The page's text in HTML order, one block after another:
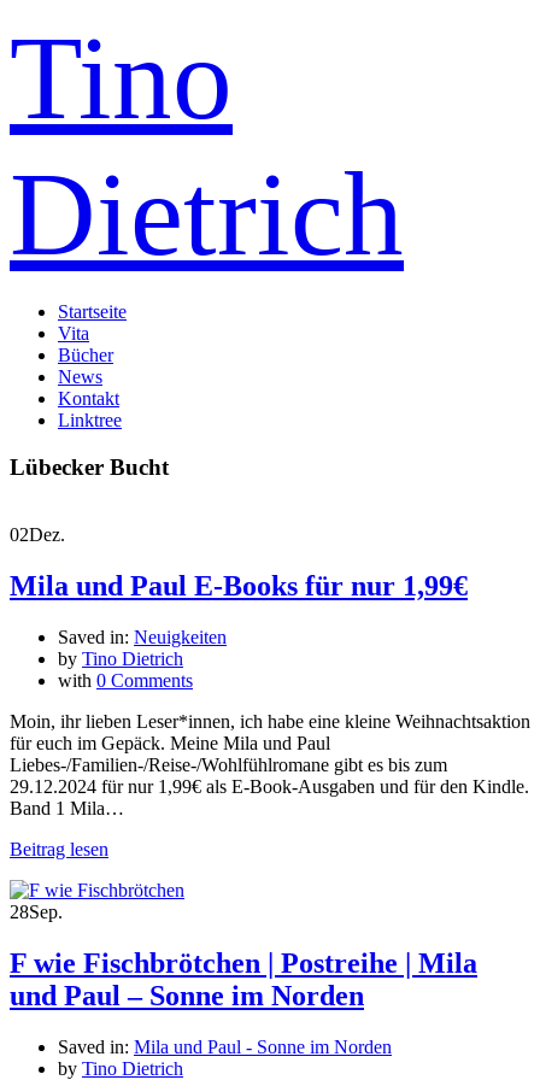
Tino
Dietrich
Startseite
Vita
Bücher
News
Kontakt
Linktree
Lübecker Bucht
02Dez.
Mila und Paul E-Books für nur 1,99€
Saved in: Neuigkeiten
by Tino Dietrich
with 0 Comments
Moin, ihr lieben Leser*innen, ich habe eine kleine Weihnachtsaktion
für euch im Gepäck. Meine Mila und Paul
Liebes-/Familien-/Reise-/Wohlfühlromane gibt es bis zum
29.12.2024 für nur 1,99€ als E-Book-Ausgaben und für den Kindle.
Band 1 Mila…
Beitrag lesen
28Sep.
F wie Fischbrötchen | Postreihe | Mila
und Paul – Sonne im Norden
Saved in: Mila und Paul - Sonne im Norden
by Tino Dietrich